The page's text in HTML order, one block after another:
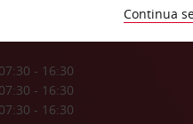
07:30 - 16:30
07:30 - 16:30
07:30 - 16:30
Continua